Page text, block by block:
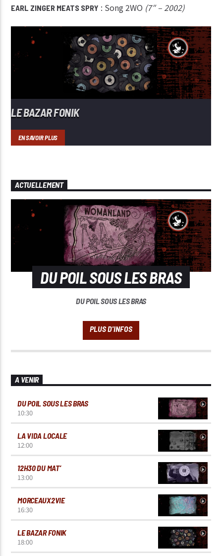
EARL ZINGER MEATS SPRY : Song 2WO (7″ – 2002)
LE BAZAR FONIK
EN SAVOIR PLUS
ACTUELLEMENT
DU POIL SOUS LES BRAS
DU POIL SOUS LES BRAS
A VENIR
DU POIL SOUS LES BRAS
10:30
LA VIDA LOCALE
12:00
12H30 DU MAT’
13:00
MORCEAUX2VIE
16:30
LE BAZAR FONIK
18:00